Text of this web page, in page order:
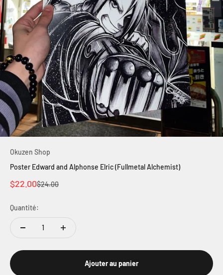
Okuzen Shop
Poster Edward and Alphonse Elric (Fullmetal Alchemist)
Prix de vente
$22.00Prix normal
$24.00
Quantité:
Ajouter au panier